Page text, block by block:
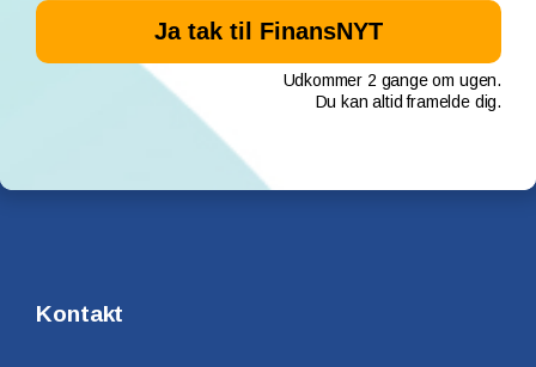
Udkommer 2 gange om ugen.
Du kan altid framelde dig.
Kontakt